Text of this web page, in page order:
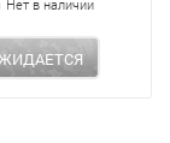
Нет в наличии